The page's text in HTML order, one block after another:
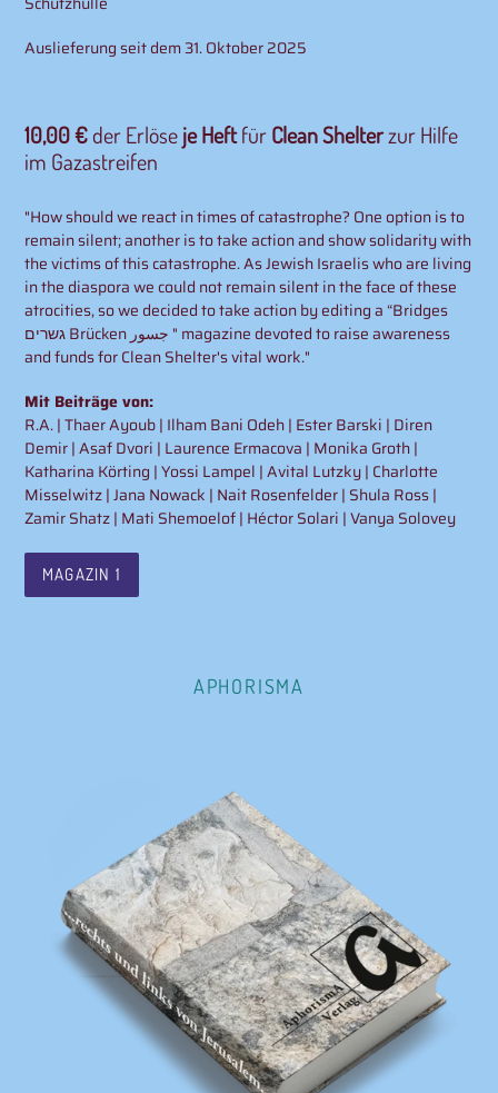
Auslieferung seit dem 31. Oktober 2025
10,00 €der Erlöseje HeftfürClean Shelterzur Hilfe
im Gazastreifen
"How should we react in times of catastrophe? One option is to
remain silent; another is to take action and show solidarity with
the victims of this catastrophe. As Jewish Israelis who are living
in the diaspora we could not remain silent in the face of these
atrocities, so we decided to take action by editing a “Bridges
גשרים Brücken جسور " magazine devoted to raise awareness
and funds for Clean Shelter's vital work."
Mit Beiträge von:
R.A. | Thaer Ayoub | Ilham Bani Odeh | Ester Barski | Diren
Demir | Asaf Dvori | Laurence Ermacova | Monika Groth |
Katharina Körting | Yossi Lampel | Avital Lutzky | Charlotte
Misselwitz | Jana Nowack | Nait Rosenfelder | Shula Ross |
Zamir Shatz | Mati Shemoelof | Héctor Solari | Vanya Solovey
MAGAZIN 1
APHORISMA